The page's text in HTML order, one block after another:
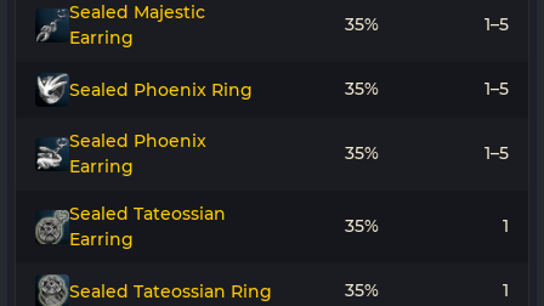
Sealed Majestic
Earring
35% 1–5
Sealed Phoenix Ring 35% 1–5
Sealed Phoenix
Earring
35% 1–5
Sealed Tateossian
Earring
35% 1
Sealed Tateossian Ring 35% 1